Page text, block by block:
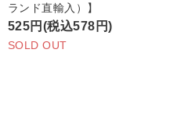
ランド直輸入）】
525円(税込578円)
SOLD OUT